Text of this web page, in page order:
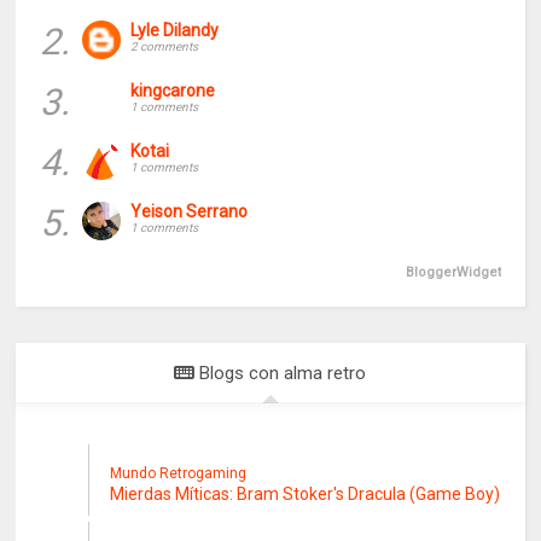
2.
Lyle Dilandy
2 comments
3. kingcarone
1 comments
4. Kotai
1 comments
5. Yeison Serrano
1 comments
BloggerWidget
Blogs con alma retro
Mundo Retrogaming
Mierdas Míticas: Bram Stoker's Dracula (Game Boy)